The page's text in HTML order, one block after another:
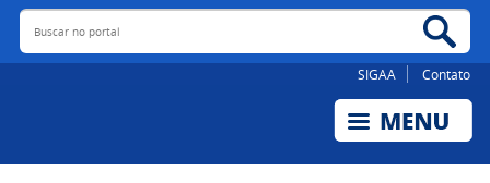
Buscar no portal
SIGAA Contato